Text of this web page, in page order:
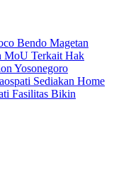
Bendo Magetan
MoU Terkait Hak
Yosonegoro
Sediakan Home
Fasilitas Bikin